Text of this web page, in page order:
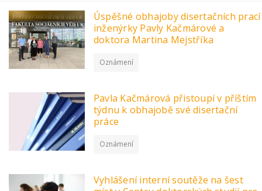
Úspěšné obhajoby disertačních prací
inženýrky Pavly Kačmárové a
doktora Martina Mejstříka
Oznámení
Pavla Kačmárová přistoupí v příštím
týdnu k obhajobě své disertační
práce
Oznámení
Vyhlášení interní soutěže na šest